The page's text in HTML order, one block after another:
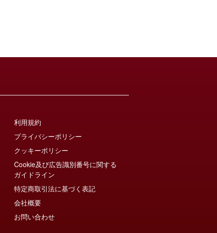
利用規約
プライバシーポリシー
クッキーポリシー
Cookie及び広告識別番号に関する
ガイドライン
特定商取引法に基づく表記
会社概要
お問い合わせ